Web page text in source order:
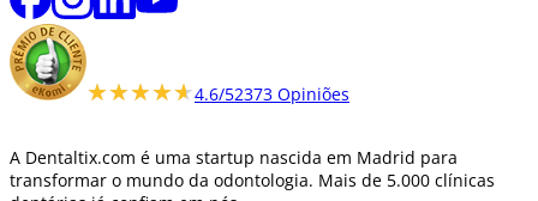
★★★★★
★★★★★4.6/52373 Opiniões
A Dentaltix.com é uma startup nascida em Madrid para
transformar o mundo da odontologia. Mais de 5.000 clínicas